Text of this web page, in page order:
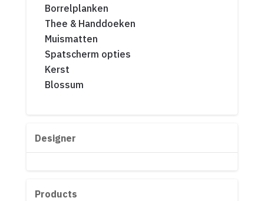
Borrelplanken
Thee & Handdoeken
Muismatten
Spatscherm opties
Kerst
Blossum
Designer
Products